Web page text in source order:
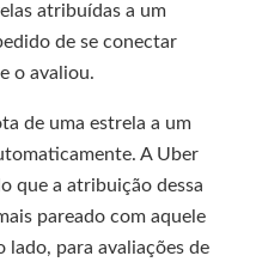
atribuídas a um
de se conectar
o avaliou.
de uma estrela a um
A Uber
que a atribuição dessa
pareado com aquele
lado, para avaliações de